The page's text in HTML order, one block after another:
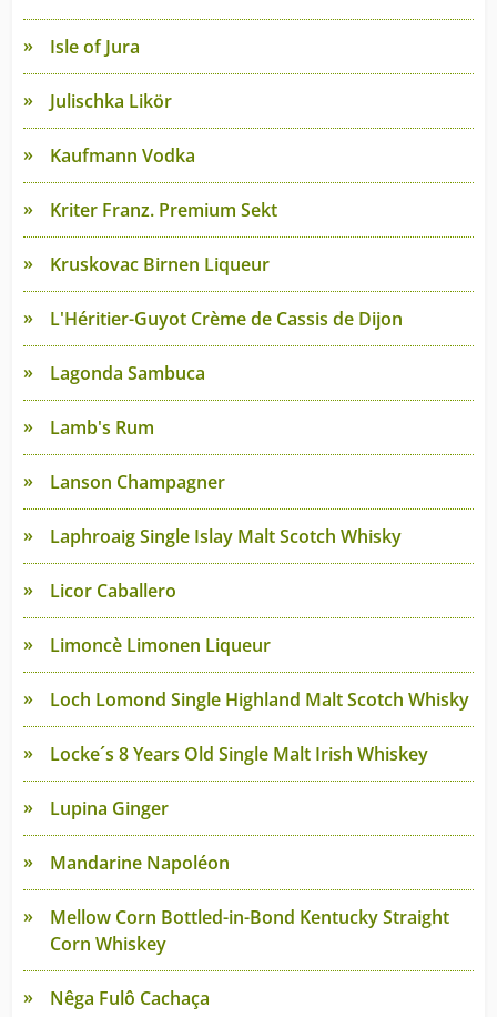
Isle of Jura
Julischka Likör
Kaufmann Vodka
Kriter Franz. Premium Sekt
Kruskovac Birnen Liqueur
L'Héritier-Guyot Crème de Cassis de Dijon
Lagonda Sambuca
Lamb's Rum
Lanson Champagner
Laphroaig Single Islay Malt Scotch Whisky
Licor Caballero
Limoncè Limonen Liqueur
Loch Lomond Single Highland Malt Scotch Whisky
Locke´s 8 Years Old Single Malt Irish Whiskey
Lupina Ginger
Mandarine Napoléon
Mellow Corn Bottled-in-Bond Kentucky Straight
Corn Whiskey
Nêga Fulô Cachaça